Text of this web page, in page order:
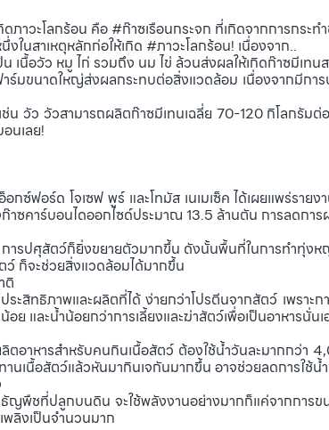
าวะโลกร้อน คือ #ก๊าซเรือนกระจก ที่เกิดจากการกระ
ในสาเหตุหลักก่อให้เกิด #ภาวะโลกร้อน! เนื่องจาก..
นื้อวัว หมู ไก่ รวมถึง นม ไข่ ล้วนส่งผลให้เกิดก๊าซมีเทนส
นาดใหญ่ส่งผลกระทบต่อสิ่งแวดล้อม เนื่องจากมีการ
วัว วัวสามารถผลิตก๊าซมีเทนเฉลี่ย 70-120 กิโลกรัม
นเลย!
อร์ด โจเซฟ พูร์ และโทมัส เนเมเซ็ค ได้เผยแพร่ราย
ซคาร์บอนไดออกไซด์ประมาณ 13.5 ล้านตัน การลดกา
ศุสัตว์ก็ยิ่งขยายตัวมากขึ้น ดังนั้นพื้นที่ในการทำทุ่งหญ้า
ก็จะช่วยสิ่งแวดล้อมได้มากขึ้น
ติ
ธิภาพและผลิตที่ได้ ง่ายกว่าโปรตีนจากสัตว์ เพราะก
ย และน้ำน้อยกว่าการเลี้ยงและฆ่าสัตว์เพื่อเป็นอาหารนั่นเ
หารสำหรับคนกินเนื้อสัตว์ ต้องใช้น้ำวันละมากกว่า
านเนื้อสัตว์แล้วหันมากินเจกันมากขึ้น อาจช่วยลดการใช้น้
ที่ปลูกบนดิน จะใช้พลังงานอย่างมากก็แค่จากการขน
พลิงเป็นจำนวนมาก